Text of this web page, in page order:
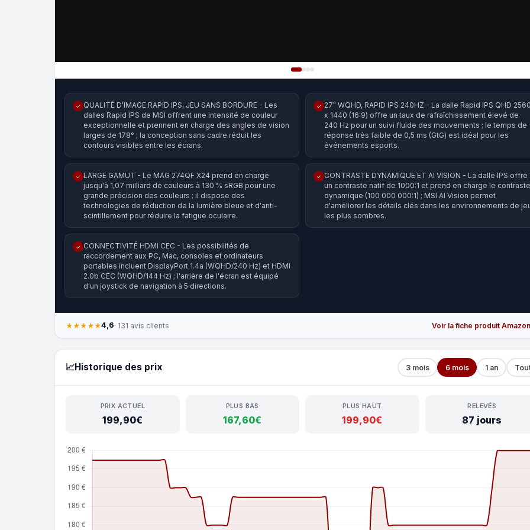
✓ QUALITÉ D'IMAGE RAPID IPS, JEU SANS BORDURE - Les
dalles Rapid IPS de MSI offrent une intensité de couleur
exceptionnelle et prennent en charge des angles de vision
larges de 178° ; la conception sans cadre réduit les
contours visibles entre les écrans.
✓ 27" WQHD, RAPID IPS 240HZ - La dalle Rapid IPS QHD 2560
x 1440 (16:9) offre un taux de rafraîchissement élevé de
240 Hz pour un suivi fluide des mouvements ; le temps de
réponse très faible de 0,5 ms (GtG) est idéal pour les
événements esports.
✓ LARGE GAMUT - Le MAG 274QF X24 prend en charge
jusqu'à 1,07 milliard de couleurs à 130 % sRGB pour une
grande précision des couleurs ; il dispose des
technologies de réduction de la lumière bleue et d'anti-
scintillement pour réduire la fatigue oculaire.
✓ CONTRASTE DYNAMIQUE ET AI VISION - La dalle IPS offre
un contraste natif de 1000:1 et prend en charge le contraste
dynamique (100 000 000:1) ; MSI AI Vision permet
d'améliorer les détails clés dans les environnements de
les plus sombres.
✓ CONNECTIVITÉ HDMI CEC - Les possibilités de
raccordement aux PC, Mac, consoles et ordinateurs
portables incluent DisplayPort 1.4a (WQHD/240 Hz) et HDMI
2.0b CEC (WQHD/144 Hz) ; l'arrière de l'écran est équipé
d'un joystick de navigation à 5 directions.
★★★★★4,6· 131 avis clients Voir la fiche produit
📈Historique des prix 3 mois 6 mois 1 an
PRIX ACTUEL
199,90€
PLUS BAS
167,60€
PLUS HAUT
199,90€
RELEVÉS
87 jours